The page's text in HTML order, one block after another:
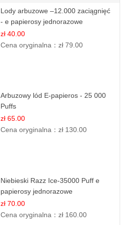
Lody arbuzowe –12.000 zaciągnięć
- e papierosy jednorazowe
zł 40.00
Cena oryginalna：zł 79.00
Arbuzowy lód E-papieros - 25 000
Puffs
zł 65.00
Cena oryginalna：zł 130.00
Niebieski Razz Ice-35000 Puff e
papierosy jednorazowe
zł 70.00
Cena oryginalna：zł 160.00